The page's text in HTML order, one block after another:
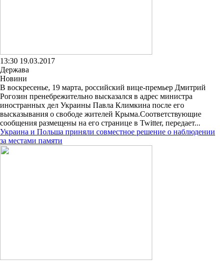
13:30 19.03.2017
Держава
Новини
В воскресенье, 19 марта, российский вице-премьер Дмитрий
Рогозин пренебрежительно высказался в адрес министра
иностранных дел Украины Павла Климкина после его
высказывания о свободе жителей Крыма.Соответствующие
сообщения размещены на его странице в Twitter, передает...
Украина и Польша приняли совместное решение о наблюдении
за местами памяти